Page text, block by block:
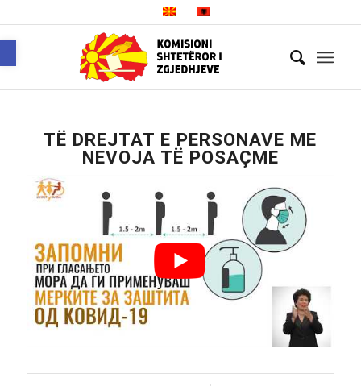
TË DREJTAT E PERSONAVE ME
NEVOJA TË POSAÇME
Open toolbar